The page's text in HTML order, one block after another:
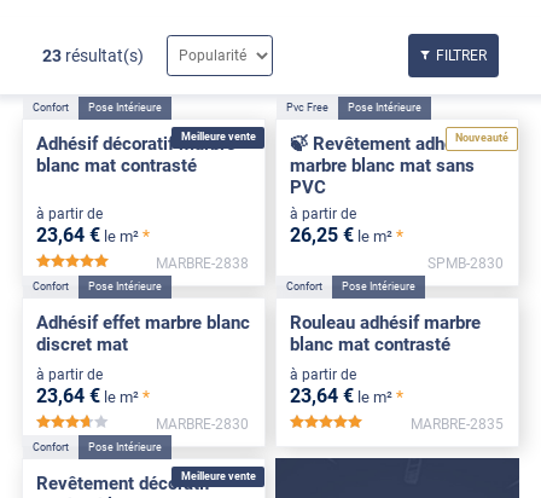
23 résultat(s) FILTRER
Meilleure vente
Confort Pose Intérieure
Adhésif décoratif marbre
blanc mat contrasté
à partir de
23,64 € le m² *
MARBRE-2838
Nouveauté
Pvc Free Pose Intérieure
🍃 Revêtement adhésif
marbre blanc mat sans
PVC
à partir de
26,25 € le m² *
SPMB-2830
Confort Pose Intérieure
Adhésif effet marbre blanc
discret mat
à partir de
23,64 € le m² *
*****
MARBRE-2830
Confort Pose Intérieure
Rouleau adhésif marbre
blanc mat contrasté
à partir de
23,64 € le m² *
MARBRE-2835
Meilleure vente
Confort Pose Intérieure
Revêtement décoratif